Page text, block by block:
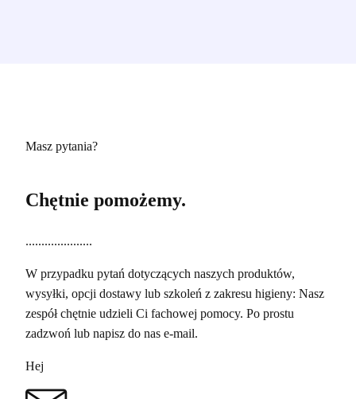
Masz pytania?
Chętnie pomożemy.
.....................
W przypadku pytań dotyczących naszych produktów,
wysyłki, opcji dostawy lub szkoleń z zakresu higieny: Nasz
zespół chętnie udzieli Ci fachowej pomocy. Po prostu
zadzwoń lub napisz do nas e-mail.
Hej